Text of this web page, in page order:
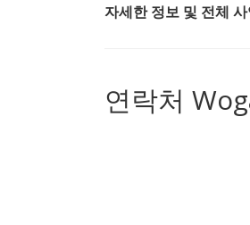
자세한 정보 및 전체
연락처